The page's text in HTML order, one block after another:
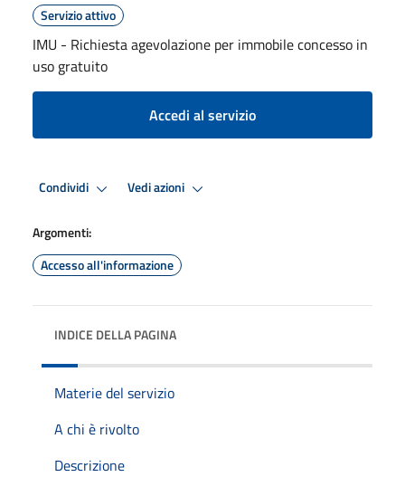
Servizio attivo
IMU - Richiesta agevolazione per immobile concesso in
uso gratuito
Accedi al servizio
Condividi Vedi azioni
Argomenti:
Accesso all'informazione
INDICE DELLA PAGINA
Materie del servizio
A chi è rivolto
Descrizione